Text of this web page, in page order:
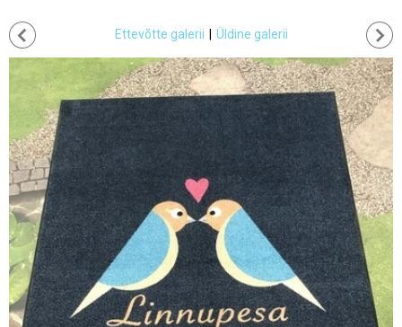
Ettevõtte galerii Üldine galerii